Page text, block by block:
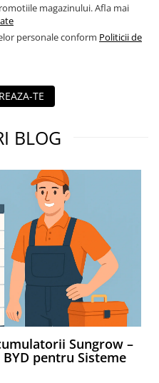
magazinului. Afla mai
personale conform Politicii de
TE
BLOG
Sungrow –
pentru Sisteme